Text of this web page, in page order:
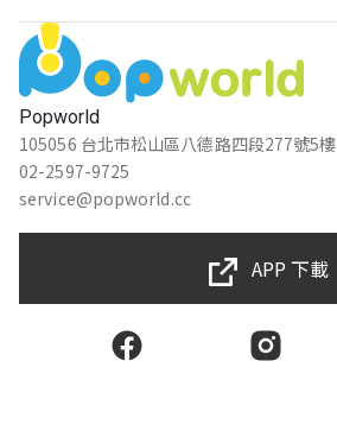
Popworld
105056 台北市松山區八德路四段277號5樓
02-2597-9725
service@popworld.cc
APP 下載